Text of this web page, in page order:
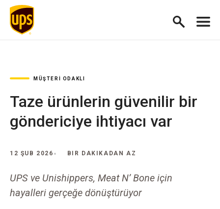
MÜŞTERI ODAKLI
Taze ürünlerin güvenilir bir
göndericiye ihtiyacı var
12 ŞUB 2026 BIR DAKIKADAN AZ
UPS ve Unishippers, Meat N’ Bone için
hayalleri gerçeğe dönüştürüyor